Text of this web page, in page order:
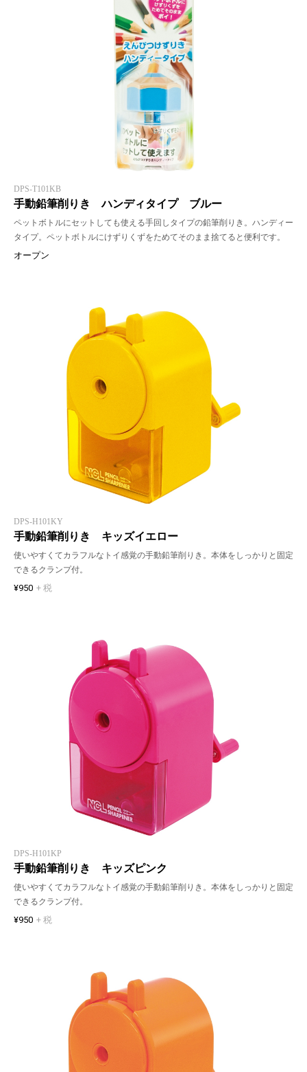
DPS-T101KB
手動鉛筆削りき ハンディタイプ ブルー
ペットボトルにセットしても使える手回しタイプの鉛筆削りき。ハンディー
タイプ。ペットボトルにけずりくずをためてそのまま捨てると便利です。
オープン
DPS-H101KY
手動鉛筆削りき キッズイエロー
使いやすくてカラフルなトイ感覚の手動鉛筆削りき。本体をしっかりと固定
できるクランプ付。
¥950 + 税
DPS-H101KP
手動鉛筆削りき キッズピンク
使いやすくてカラフルなトイ感覚の手動鉛筆削りき。本体をしっかりと固定
できるクランプ付。
¥950 + 税